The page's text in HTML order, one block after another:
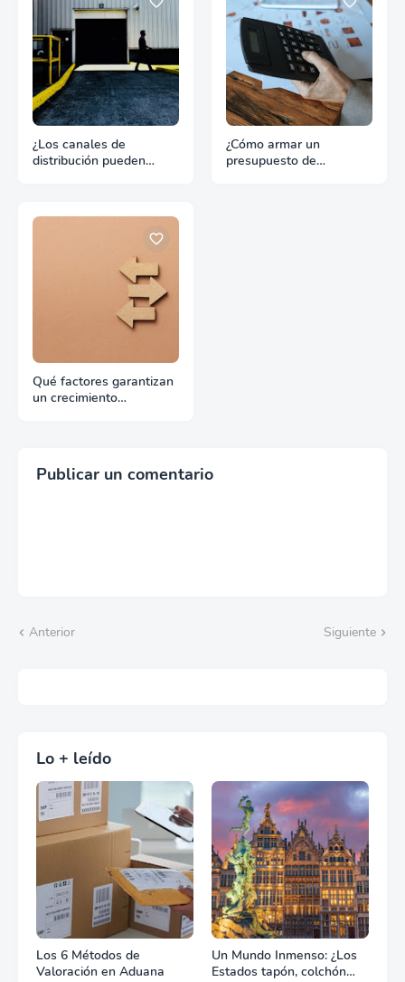
¿Los canales de
distribución pueden
¿Cómo armar un
presupuesto de
Qué factores garantizan
un crecimiento
Publicar un comentario
Anterior Siguiente
Lo + leído
Los 6 Métodos de
Valoración en Aduana
Un Mundo Inmenso: ¿Los
Estados tapón, colchón